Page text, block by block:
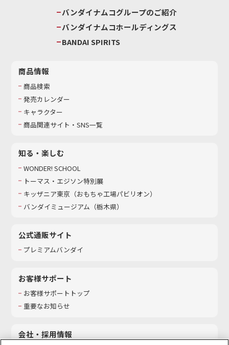
バンダイナムコグループのご紹介
バンダイナムコホールディングス
BANDAI SPIRITS
商品情報
商品検索
発売カレンダー
キャラクター
商品関連サイト・SNS一覧
知る・楽しむ
WONDER! SCHOOL
トーマス・エジソン特別展
キッザニア東京（おもちゃ工場パビリオン）​
バンダイミュージアム（栃木県）
公式通販サイト
プレミアムバンダイ
お客様サポート
お客様サポートトップ
重要なお知らせ
会社・採用情報